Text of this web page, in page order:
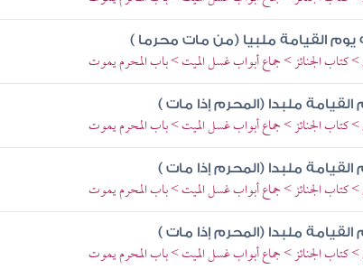
يوم القيامة ملبيا (من مات محرما )
> كتاب الجنائز > جماع أبواب غسل الميت > باب المحرم يموت
ملبدا (المحرم إذا مات )
> كتاب الجنائز > جماع أبواب غسل الميت > باب المحرم يموت
ملبدا (المحرم إذا مات )
> كتاب الجنائز > جماع أبواب غسل الميت > باب المحرم يموت
ملبدا (المحرم إذا مات )
> كتاب الجنائز > جماع أبواب غسل الميت > باب المحرم يموت